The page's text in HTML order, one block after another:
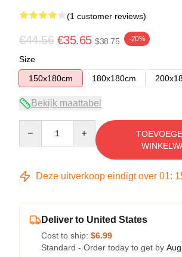
(1 customer reviews)
€44.56 €35.65 $38.75 -20%
Size
150x180cm
180x180cm
Bekijk maattabel
Deze uitverkoop eindigt over 01:
Deliver to United States
Cost to ship: $6.99
Standard - Order today to get by